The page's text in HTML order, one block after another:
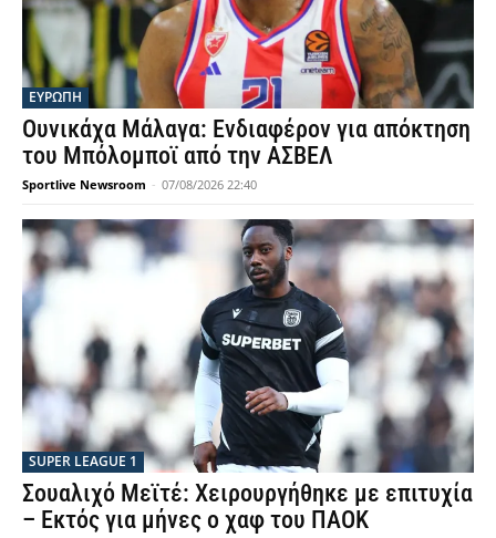
ΕΥΡΩΠΗ
Ουνικάχα Μάλαγα: Ενδιαφέρον για απόκτηση
του Μπόλομποϊ από την ΑΣΒΕΛ
Sportlive Newsroom - 07/08/2026 22:40
SUPER LEAGUE 1
Σουαλιχό Μεϊτέ: Χειρουργήθηκε με επιτυχία
– Εκτός για μήνες ο χαφ του ΠΑΟΚ